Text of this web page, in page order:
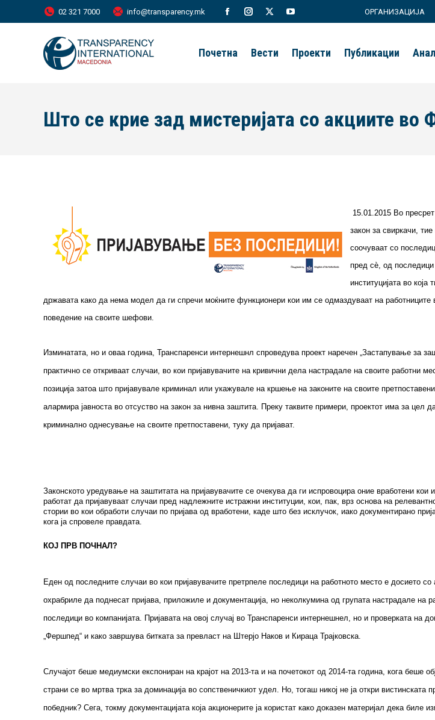
02 321 7000 info@transparency.mk
Facebook
window
Instagram
window
X
window
YouTube
opens
window
ОРГАНИЗАЦИЈА
Почетна Вести Проекти Публикации
Што се крие зад мистеријата со акциите во
15.01.2015 Во
закон за свиркачи,
соочуваат со
пред сѐ, од последици
институцијата во
државата како да нема модел да ги спречи моќните функционери кои им се одмаздуваат на работниците
поведение на своите шефови.
Изминатата, но и оваа година, Транспаренси интернешнл спроведува проект наречен „Застапување за
практично се откриваат случаи, во кои пријавувачите на кривични дела настрадале на своите работни
позиција затоа што пријавувале криминал или укажувале на кршење на законите на своите
алармира јавноста во отсуство на закон за нивна заштита. Преку таквите примери, проектот има за
криминално однесување на своите претпоставени, туку да пријават.
Законското уредување на заштитата на пријавувачите се очекува да ги испровоцира оние вработени
работат да пријавуваат случаи пред надлежните истражни институции, кои, пак, врз основа на
стории во кои обработи случаи по пријава од вработени, каде што без исклучок, иако документирано
кога ја спровеле правдата.
КОЈ ПРВ ПОЧНАЛ?
Еден од последните случаи во кои пријавувачите претрпеле последици на работното место е досието
охрабриле да поднесат пријава, приложиле и документација, но неколкумина од групата настрадале на
последици во компанијата. Пријавата на овој случај во Транспаренси интернешнел, но и проверката на
„Фершпед“ и како завршува битката за превласт на Штерјо Наков и Кираца Трајковска.
Случајот беше медиумски експониран на крајот на 2013-та и на почетокот од 2014-та година, кога беше
страни се во мртва трка за доминација во сопственичкиот удел. Но, тогаш никој не ја откри
победник? Сега, токму документацијата која акционерите ја користат како доказен материјал дека